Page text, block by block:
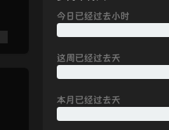
今日已经过去小时
这周已经过去天
本月已经过去天